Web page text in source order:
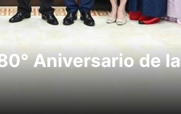
Aniversario de la